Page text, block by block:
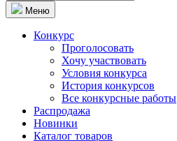
Меню
Конкурс
Проголосовать
Хочу участвовать
Условия конкурса
История конкурсов
Все конкурсные работы
Распродажа
Новинки
Каталог товаров